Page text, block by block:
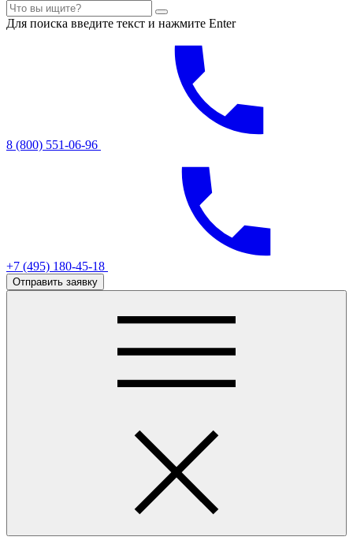
Для поиска введите текст и нажмите Enter
8 (800) 551-06-96
+7 (495) 180-45-18
Отправить заявку